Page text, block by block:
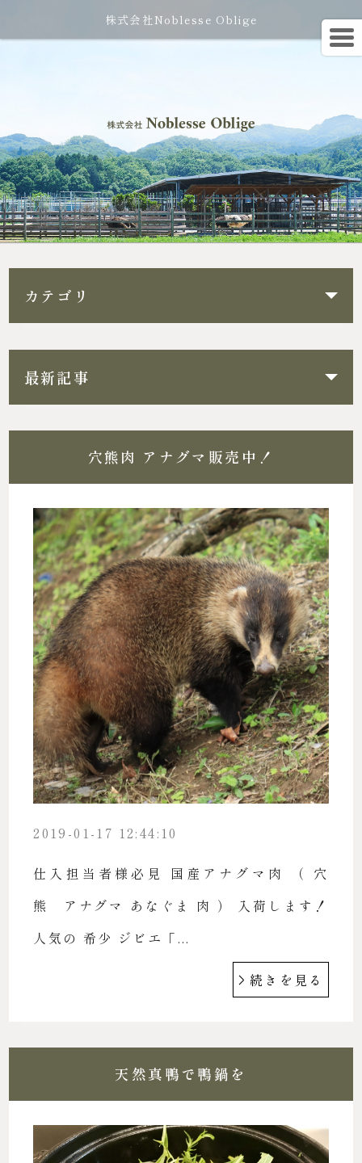
株式会社Noblesse Oblige
カテゴリ
最新記事
穴熊肉 アナグマ販売中！
2019-01-17 12:44:10
仕入担当者様必見 国産アナグマ肉 （ 穴
熊 アナグマ あなぐま 肉 ） 入荷します！
人気の 希少 ジビエ「...
続きを見る
天然真鴨で鴨鍋を